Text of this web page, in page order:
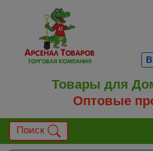
Товары для
Оптовые
Поиск